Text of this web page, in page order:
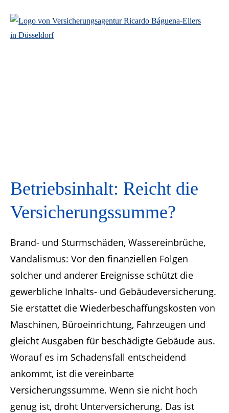
Betriebsinhalt: Reicht die
Versicherungs­summe?
Brand- und Sturmschäden, Wassereinbrüche,
Vandalismus: Vor den finanziellen Folgen
solcher und anderer Ereignisse schützt die
gewerbliche Inhalts- und Gebäudeversicherung.
Sie erstattet die Wiederbeschaffungskosten von
Maschinen, Büroeinrichtung, Fahrzeugen und
gleicht Ausgaben für beschädigte Gebäude aus.
Worauf es im Schadensfall entscheidend
ankommt, ist die vereinbarte
Versicherungssumme. Wenn sie nicht hoch
genug ist, droht Unterversicherung. Das ist